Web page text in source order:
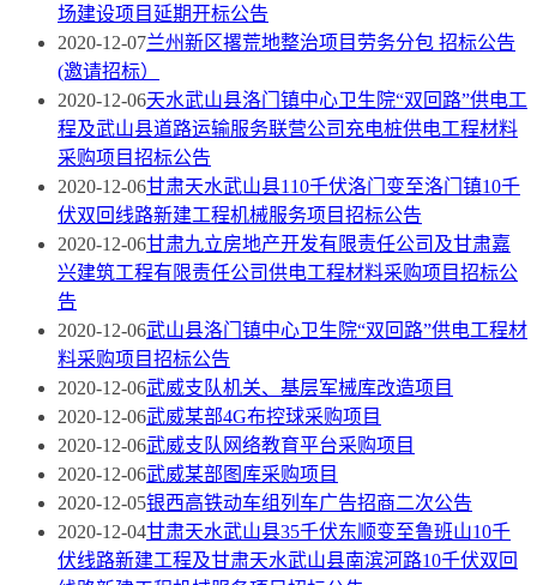
场建设项目延期开标公告
2020-12-07兰州新区撂荒地整治项目劳务分包 招标公告
(邀请招标）
2020-12-06天水武山县洛门镇中心卫生院“双回路”供电工
程及武山县道路运输服务联营公司充电桩供电工程材料
采购项目招标公告
2020-12-06甘肃天水武山县110千伏洛门变至洛门镇10千
伏双回线路新建工程机械服务项目招标公告
2020-12-06甘肃九立房地产开发有限责任公司及甘肃嘉
兴建筑工程有限责任公司供电工程材料采购项目招标公
告
2020-12-06武山县洛门镇中心卫生院“双回路”供电工程材
料采购项目招标公告
2020-12-06武威支队机关、基层军械库改造项目
2020-12-06武威某部4G布控球采购项目
2020-12-06武威支队网络教育平台采购项目
2020-12-06武威某部图库采购项目
2020-12-05银西高铁动车组列车广告招商二次公告
2020-12-04甘肃天水武山县35千伏东顺变至鲁班山10千
伏线路新建工程及甘肃天水武山县南滨河路10千伏双回